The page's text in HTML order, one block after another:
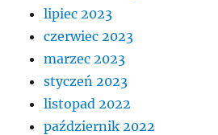
lipiec 2023
czerwiec 2023
marzec 2023
styczeń 2023
listopad 2022
październik 2022